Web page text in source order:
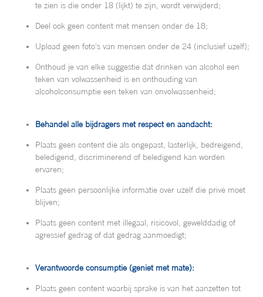
te zien is die onder 18 (lijkt) te zijn, wordt verwijderd;
Deel ook geen content met mensen onder de 18;
Upload geen foto's van mensen onder de 24 (inclusief uzelf);
Onthoud je van elke suggestie dat drinken van alcohol een
teken van volwassenheid is en onthouding van
alcoholconsumptie een teken van onvolwassenheid;
Behandel alle bijdragers met respect en aandacht:
Plaats geen content die als ongepast, lasterlijk, bedreigend,
beledigend, discriminerend of beledigend kan worden
ervaren;
Plaats geen persoonlijke informatie over uzelf die privé moet
blijven;
Plaats geen content met illegaal, risicovol, gewelddadig of
agressief gedrag of dat gedrag aanmoedigt;
Verantwoorde consumptie (geniet met mate):
Plaats geen content waarbij sprake is van het aanzetten tot